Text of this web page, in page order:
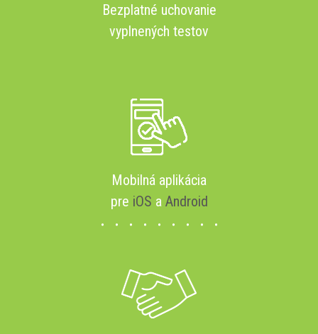
Bezplatné uchovanie
vyplnených testov
Mobilná aplikácia
pre iOS a Android